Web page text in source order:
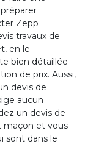
Zepp
travaux de
en le
bien détaillée
de prix. Aussi,
devis de
aucun
un devis de
maçon et vous
sont dans le